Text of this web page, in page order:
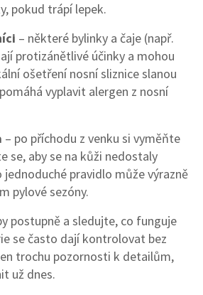
pokud trápí lepek.
– některé bylinky a čaje (např.
protizánětlivé účinky a mohou
ošetření nosní sliznice slanou
vyplavit alergen z nosní
– po příchodu z venku si vyměňte
se, aby se na kůži nedostaly
pravidlo může výrazně
pylové sezóny.
postupně a sledujte, co funguje
se často dají kontrolovat bez
trochu pozornosti k detailům,
už dnes.